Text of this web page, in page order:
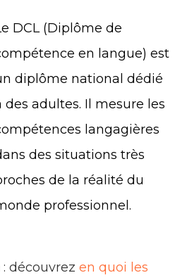
DCL (Diplôme de
en langue) est
diplôme national dédié
des adultes. Il mesure les
langagières
des situations très
de la réalité du
professionnel.
découvrez en quoi les